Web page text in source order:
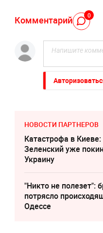
Комментарий 0
НОВОСТИ ПАРТНЕРОВ
Катастрофа в Киеве:
Зеленский уже
Украину
"Никто не полезет":
потрясло
Одессе